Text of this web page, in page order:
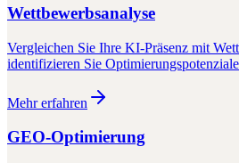
Wettbewerbsanalyse
Vergleichen Sie Ihre KI-Präsenz mit
identifizieren Sie
Mehr erfahren
GEO-Optimierung